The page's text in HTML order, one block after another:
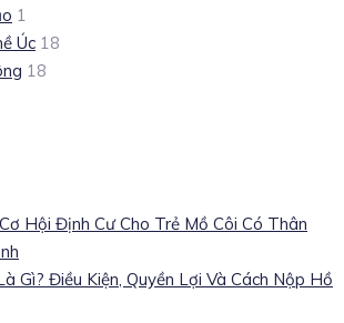
1
Úc 18
18
Hội Định Cư Cho Trẻ Mồ Côi Có Thân
Gì? Điều Kiện, Quyền Lợi Và Cách Nộp Hồ